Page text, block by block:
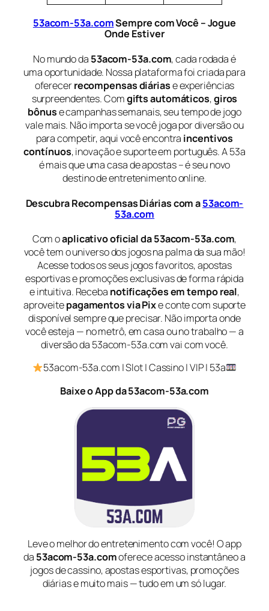
53acom-53a.comSempre com Você – Jogue
Onde Estiver
No mundo da 53acom-53a.com, cada rodada é
uma oportunidade. Nossa plataforma foi criada para
oferecerrecompensas diáriase experiências
surpreendentes. Comgifts automáticos,giros
bônuse campanhas semanais, seu tempo de jogo
vale mais. Não importa se você joga por diversão ou
para competir, aqui você encontra incentivos
contínuos, inovação e suporte em português. A 53a
é mais que uma casa de apostas – é seu novo
destino de entretenimento online.
Descubra Recompensas Diárias com a53acom-
53a.com
Com oaplicativo oficial da 53acom-53a.com,
você tem o universo dos jogos na palma da sua mão!
Acesse todos os seus jogos favoritos, apostas
esportivas e promoções exclusivas de forma rápida
e intuitiva. Receba notificações em tempo real,
aproveitepagamentos via Pixe conte com suporte
disponível sempre que precisar. Não importa onde
você esteja — no metrô, em casa ou no trabalho — a
diversão da 53acom-53a.com vai com você.
53acom-53a.com | Slot | Cassino | VIP | 53a
Baixe o App da 53acom-53a.com
Leve o melhor do entretenimento com você! O app
da 53acom-53a.comoferece acesso instantâneo a
jogos de cassino, apostas esportivas, promoções
diárias e muito mais — tudo em um só lugar.